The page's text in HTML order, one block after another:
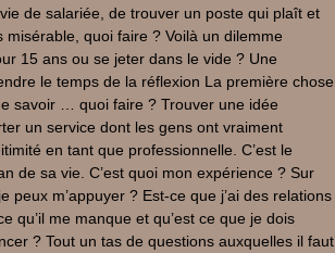
de salariée, de trouver un poste qui plaît et
misérable, quoi faire ? Voilà un dilemme
15 ans ou se jeter dans le vide ? Une
le temps de la réflexion La première chose
savoir … quoi faire ? Trouver une idée
un service dont les gens ont vraiment
en tant que professionnelle. C’est le
de sa vie. C’est quoi mon expérience ? Sur
peux m’appuyer ? Est-ce que j’ai des relations
qu’il me manque et qu’est ce que je dois
? Tout un tas de questions auxquelles il faut